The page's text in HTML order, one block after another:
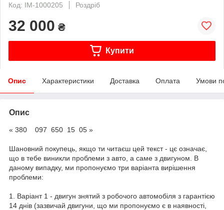
Код: IM-1000205
Роздріб
32 000 ₴
Купити
Опис Характеристики Доставка Оплата Умови
Опис
« 380 097 650 15 05 »
Шановний покупець, якщо ти читаєш цей текст - цє означає,
що в тебе виникли проблеми з авто, а саме з двигуном. В
даному випадку, ми пропонуємо три варіанта вирішення
проблеми:
1. Варіант 1 - двигун знятий з робочого автомобіля з гарантією
14 днів (зазвичай двигуни, що ми пропонуємо є в наявності,